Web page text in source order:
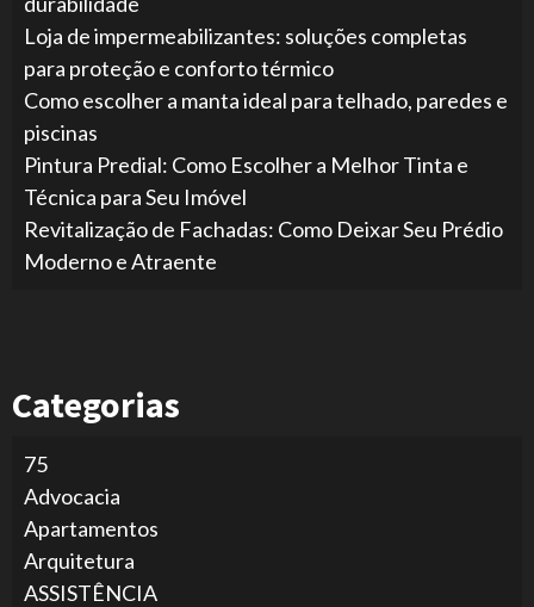
Loja de impermeabilizantes: soluções completas
para proteção e conforto térmico
Como escolher a manta ideal para telhado, paredes e
piscinas
Pintura Predial: Como Escolher a Melhor Tinta e
Técnica para Seu Imóvel
Revitalização de Fachadas: Como Deixar Seu Prédio
Moderno e Atraente
Categorias
75
Advocacia
Apartamentos
Arquitetura
ASSISTÊNCIA